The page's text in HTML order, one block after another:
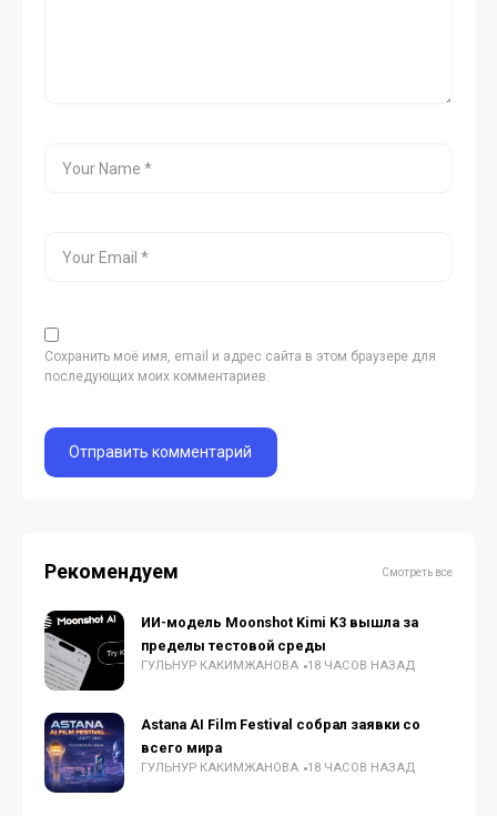
Сохранить моё имя, email и адрес сайта в этом браузере для
последующих моих комментариев.
Рекомендуем Смотреть все
ИИ-модель Moonshot Kimi K3 вышла за
пределы тестовой среды
ГУЛЬНУР КАКИМЖАНОВА 18 ЧАСОВ НАЗАД
Astana AI Film Festival собрал заявки со
всего мира
ГУЛЬНУР КАКИМЖАНОВА 18 ЧАСОВ НАЗАД